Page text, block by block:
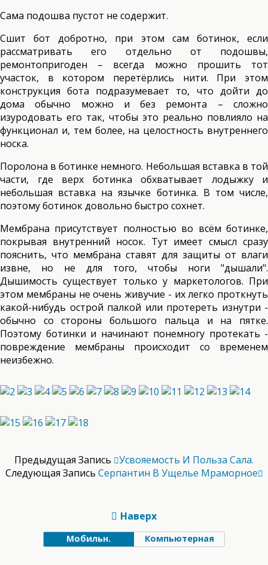
Сама подошва пустот не содержит.
Сшит бот добротно, при этом сам ботинок, если
рассматривать его отдельно от подошвы,
ремонтопригоден – всегда можно прошить тот
участок, в котором перетёрлись нити. При этом
конструкция бота подразумевает то, что дойти до
дома обычно можно и без ремонта – сложно
изуродовать его так, чтобы это реально повлияло на
функционал и, тем более, на целостность внутреннего
носка.
Поролона в ботинке немного. Небольшая вставка в той
части, где верх ботинка обхватывает лодыжку и
небольшая вставка на язычке ботинка. В том числе,
поэтому ботинок довольно быстро сохнет.
Мембрана присутствует полностью во всём ботинке,
покрывая внутренний носок. Тут имеет смысл сразу
пояснить, что мембрана ставят для защиты от влаги
извне, но не для того, чтобы ноги "дышали".
Дышимость существует только у маркетологов. При
этом мембраны не очень живучие - их легко проткнуть
какой-нибудь острой палкой или протереть изнутри -
обычно со стороны большого пальца и на пятке.
Поэтому ботинки и начинают понемногу протекать -
повреждение мембраны происходит со временем
неизбежно.
Предыдущая Запись
Усвояемость И Польза Сала.
Следующая Запись Серпантин В Ущелье Мраморное
Наверх
Мобильн. Компьютерная